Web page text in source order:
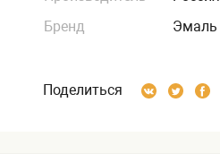
Бренд
Эмаль
Поделиться